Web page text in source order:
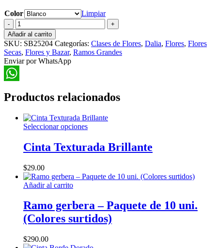
Color
Limpiar
Ramo
de
Dalia
Seca
cantidad
Añadir al carrito
SKU: SB25204 Categorías: Clases de Flores, Dalia, Flores, Flores
Secas, Flores y Bazar, Ramos Grandes
Enviar por WhatsApp
Productos relacionados
Seleccionar opcionesEste
tiene
múltiples
opciones
elegir
en
la
Cinta Texturada Brillante
$29.00
Añadir al carrito
Ramo gerbera – Paquete de 10 uni.
(Colores surtidos)
$290.00